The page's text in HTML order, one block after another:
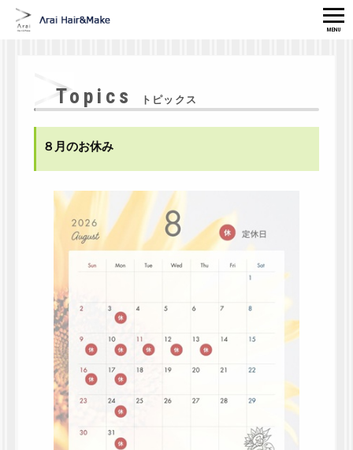
MENU
CONCEPT
GALLERY CAMPAIGN
ITEM
TEL RISERVATION
Topics トピックス
８月のお休み